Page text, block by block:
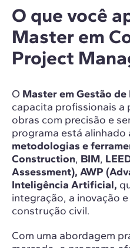
O que você
Master em
Project
O Master em Gestão
capacita profissionais a
obras com precisão e
programa está alinhado
metodologias e
Construction, BIM,
Assessment), AWP
Inteligência Artificial,
integração, a inovação
construção civil.
Com uma abordagem